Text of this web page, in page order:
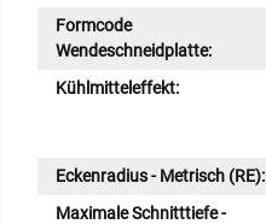
Formcode
Wendeschneidplatte:
Kühlmitteleffekt:
Eckenradius - Metrisch (RE):
Maximale Schnitttiefe -